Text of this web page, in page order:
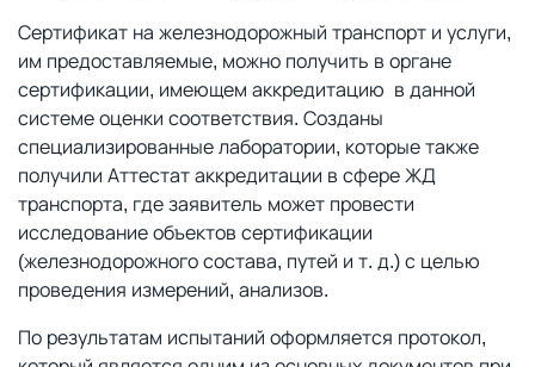
Сертификат на железнодорожный транспорт и услуги,
им предоставляемые, можно получить в органе
сертификации, имеющем аккредитацию в данной
системе оценки соответствия. Созданы
специализированные лаборатории, которые также
получили Аттестат аккредитации в сфере ЖД
транспорта, где заявитель может провести
исследование объектов сертификации
(железнодорожного состава, путей и т. д.) с целью
проведения измерений, анализов.
По результатам испытаний оформляется протокол,